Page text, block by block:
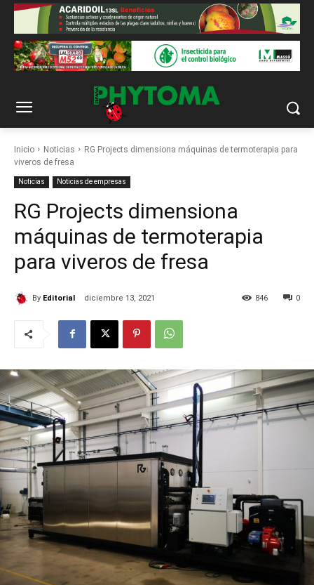
Inicio Noticias
RG Projects dimensiona máquinas de termoterapia para
viveros de fresa
Noticias Noticias de empresas
RG Projects dimensiona
máquinas de termoterapia
para viveros de fresa
By Editorial diciembre 13, 2021 0
846